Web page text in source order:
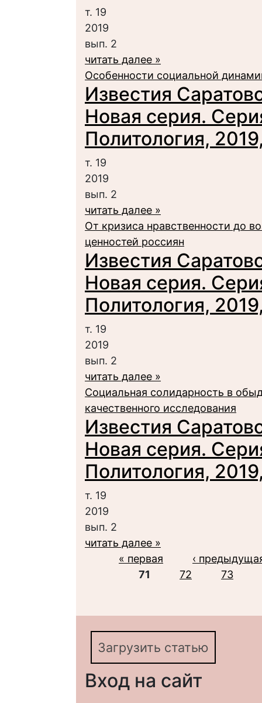
т. 19
2019
вып. 2
читать далее »
Особенности социальной
Известия
Новая серия.
Политология,
т. 19
2019
вып. 2
читать далее »
От кризиса нравственности до
ценностей россиян
Известия
Новая серия.
Политология,
т. 19
2019
вып. 2
читать далее »
Социальная солидарность в
качественного исследования
Известия
Новая серия.
Политология,
т. 19
2019
вып. 2
читать далее »
Страницы
« первая
‹
71
72 73
Загрузить статью
Вход на сайт